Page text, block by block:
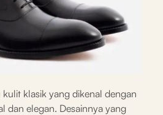
klasik yang dikenal dengan
dan elegan. Desainnya yang